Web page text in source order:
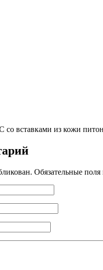
со вставками из кожи
Обязательные